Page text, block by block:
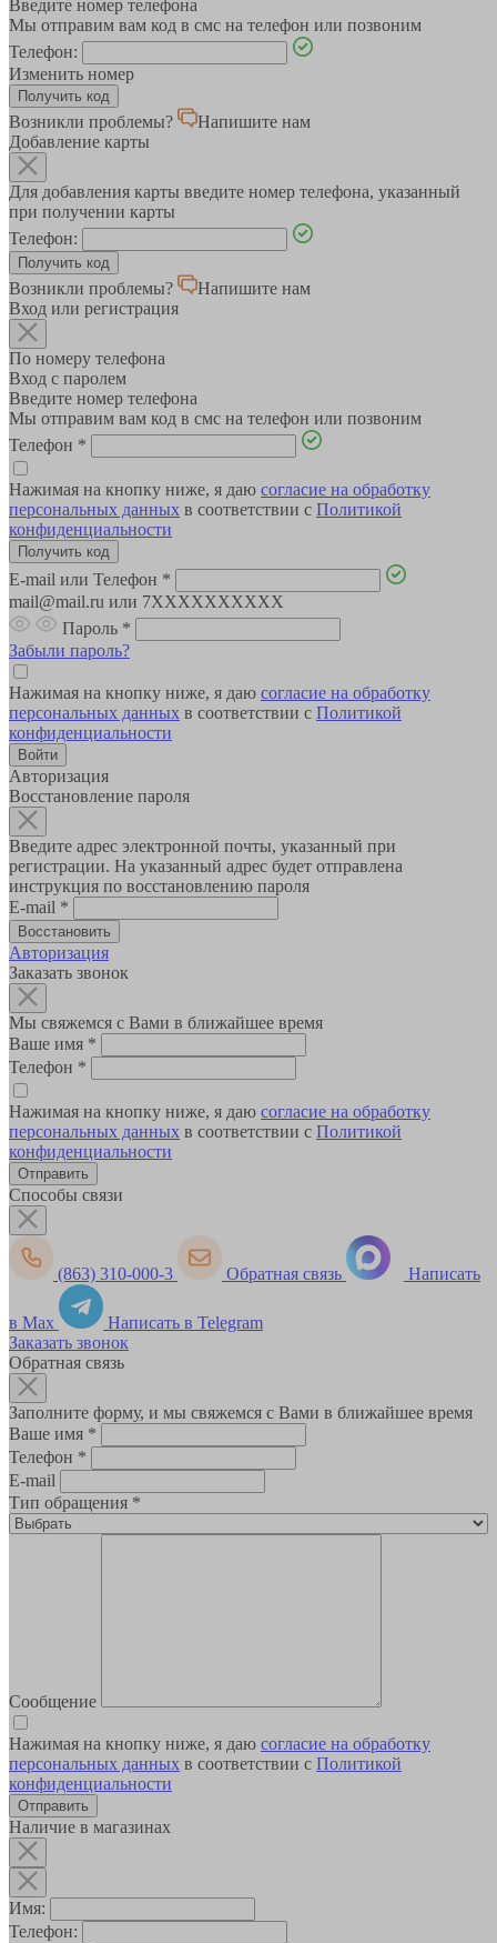
Введите номер телефона
Мы отправим вам код в смс на телефон или позвоним
Телефон:
Изменить номер
Возникли проблемы?
Напишите нам
Добавление карты
Для добавления карты введите номер телефона, указанный
при получении карты
Телефон:
Возникли проблемы?
Напишите нам
Вход или регистрация
По номеру телефона
Вход с паролем
Введите номер телефона
Мы отправим вам код в смс на телефон или позвоним
Телефон *
Нажимая на кнопку ниже, я даю согласие на обработку
персональных данных в соответствии с Политикой
конфиденциальности
E-mail или Телефон *
mail@mail.ru или 7XXXXXXXXXX
Пароль *
Забыли пароль?
Нажимая на кнопку ниже, я даю согласие на обработку
персональных данных в соответствии с Политикой
конфиденциальности
Авторизация
Восстановление пароля
Введите адрес электронной почты, указанный при
регистрации. На указанный адрес будет отправлена
инструкция по восстановлению пароля
E-mail *
Авторизация
Заказать звонок
Мы свяжемся с Вами в ближайшее время
Ваше имя *
Телефон *
Нажимая на кнопку ниже, я даю согласие на обработку
персональных данных в соответствии с Политикой
конфиденциальности
Способы связи
(863) 310-000-3 Обратная связь Написать
в Max
Написать в Telegram
Заказать звонок
Обратная связь
Заполните форму, и мы свяжемся с Вами в ближайшее время
Ваше имя *
Телефон *
E-mail
Тип обращения *
Сообщение
Нажимая на кнопку ниже, я даю согласие на обработку
персональных данных в соответствии с Политикой
конфиденциальности
Наличие в магазинах
Имя:
Телефон: